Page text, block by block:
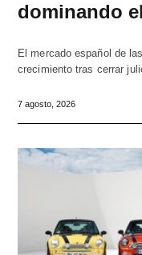
dominando
El mercado español de
crecimiento tras cerrar
7 agosto, 2026